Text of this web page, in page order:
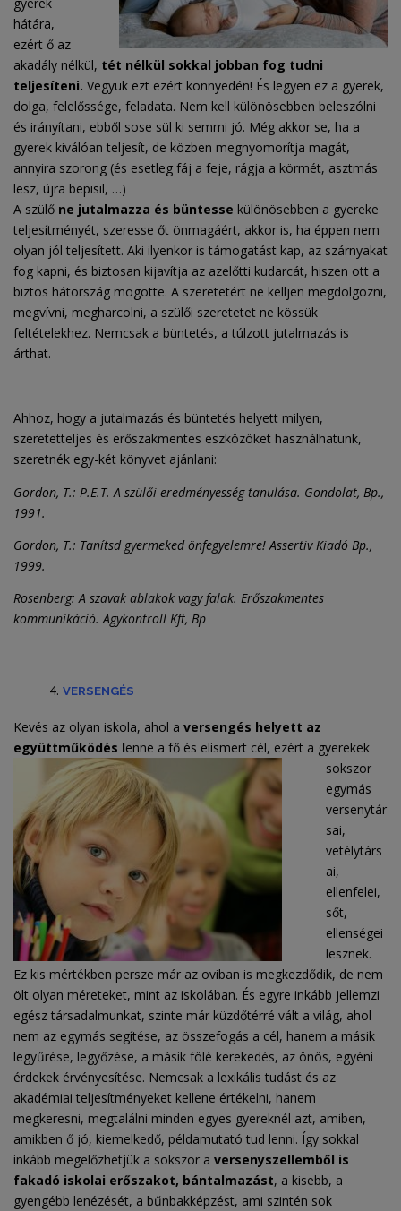
hátára,
ezért ő az
akadály nélkül, tét nélkül sokkal jobban fog tudni
teljesíteni. Vegyük ezt ezért könnyedén! És legyen ez a gyerek,
dolga, felelőssége, feladata. Nem kell különösebben beleszólni
és irányítani, ebből sose sül ki semmi jó. Még akkor se, ha a
gyerek kiválóan teljesít, de közben megnyomorítja magát,
annyira szorong (és esetleg fáj a feje, rágja a körmét, asztmás
lesz, újra bepisil, …)
A szülő ne jutalmazza és büntesse különösebben a gyereke
teljesítményét, szeresse őt önmagáért, akkor is, ha éppen nem
olyan jól teljesített. Aki ilyenkor is támogatást kap, az szárnyakat
fog kapni, és biztosan kijavítja az azelőtti kudarcát, hiszen ott a
biztos hátország mögötte. A szeretetért ne kelljen megdolgozni,
megvívni, megharcolni, a szülői szeretetet ne kössük
feltételekhez. Nemcsak a büntetés, a túlzott jutalmazás is
árthat.
Ahhoz, hogy a jutalmazás és büntetés helyett milyen,
szeretetteljes és erőszakmentes eszközöket használhatunk,
szeretnék egy-két könyvet ajánlani:
Gordon, T.: P.E.T. A szülői eredményesség tanulása. Gondolat, Bp.,
1991.
Gordon, T.: Tanítsd gyermeked önfegyelemre! Assertiv Kiadó Bp.,
1999.
Rosenberg: A szavak ablakok vagy falak. Erőszakmentes
kommunikáció. Agykontroll Kft, Bp
VERSENGÉS
Kevés az olyan iskola, ahol a versengés helyett az
együttműködés lenne a fő és elismert cél, ezért a gyerekek
sokszor
egymás
versenytár
sai,
vetélytárs
ai,
ellenfelei,
sőt,
ellenségei
lesznek.
Ez kis mértékben persze már az oviban is megkezdődik, de nem
ölt olyan méreteket, mint az iskolában. És egyre inkább jellemzi
egész társadalmunkat, szinte már küzdőtérré vált a világ, ahol
nem az egymás segítése, az összefogás a cél, hanem a másik
legyűrése, legyőzése, a másik fölé kerekedés, az önös, egyéni
érdekek érvényesítése. Nemcsak a lexikális tudást és az
akadémiai teljesítményeket kellene értékelni, hanem
megkeresni, megtalálni minden egyes gyereknél azt, amiben,
amikben ő jó, kiemelkedő, példamutató tud lenni. Így sokkal
inkább megelőzhetjük a sokszor a versenyszellemből is
fakadó iskolai erőszakot, bántalmazást, a kisebb, a
gyengébb lenézését, a bűnbakképzést, ami szintén sok